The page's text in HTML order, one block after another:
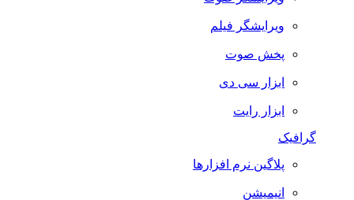
ویرایشگر فیلم
پخش صوت
ابزار سی دی
ابزار رایت
گرافیک
پلاگین نرم افزارها
انیمیشن